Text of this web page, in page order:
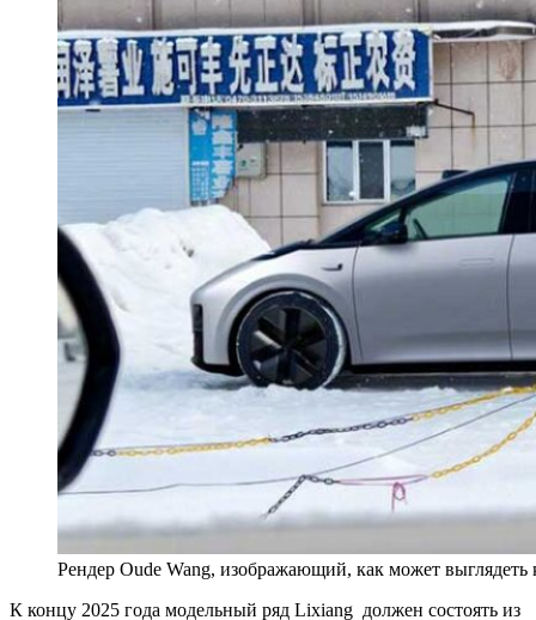
Рендер Oude Wang, изображающий, как может выглядеть
К концу 2025 года модельный ряд Lixiang должен состоять из